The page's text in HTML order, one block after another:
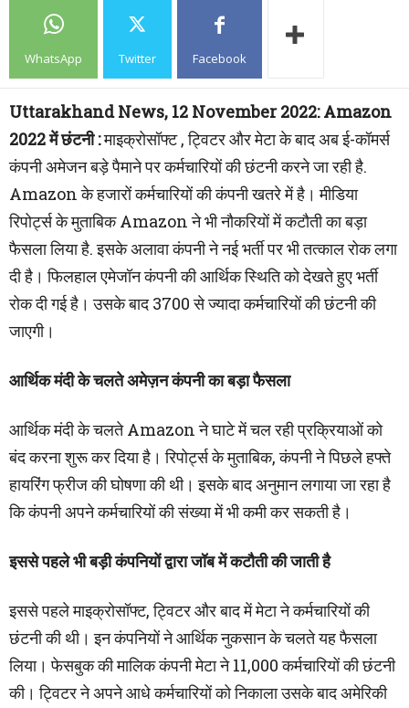
WhatsApp Twitter Facebook
Uttarakhand News, 12 November 2022: Amazon
2022 में छंटनी :माइक्रोसॉफ्ट , ट्विटर और मेटा के बाद अब ई-कॉमर्स
कंपनी अमेजन बड़े पैमाने पर कर्मचारियों की छंटनी करने जा रही है.
Amazon के हजारों कर्मचारियों की कंपनी खतरे में है। मीडिया
रिपोर्ट्स के मुताबिक Amazon ने भी नौकरियों में कटौती का बड़ा
फैसला लिया है. इसके अलावा कंपनी ने नई भर्ती पर भी तत्काल रोक लगा
दी है। फिलहाल एमेजॉन कंपनी की आर्थिक स्थिति को देखते हुए भर्ती
रोक दी गई है। उसके बाद 3700 से ज्यादा कर्मचारियों की छंटनी की
जाएगी।
आर्थिक मंदी के चलते अमेज़न कंपनी का बड़ा फैसला
आर्थिक मंदी के चलते Amazon ने घाटे में चल रही प्रक्रियाओं को
बंद करना शुरू कर दिया है। रिपोर्ट्स के मुताबिक, कंपनी ने पिछले हफ्ते
हायरिंग फ्रीज की घोषणा की थी। इसके बाद अनुमान लगाया जा रहा है
कि कंपनी अपने कर्मचारियों की संख्या में भी कमी कर सकती है।
इससे पहले भी बड़ी कंपनियों द्वारा जॉब में कटौती की जाती है
इससे पहले माइक्रोसॉफ्ट, ट्विटर और बाद में मेटा ने कर्मचारियों की
छंटनी की थी। इन कंपनियों ने आर्थिक नुकसान के चलते यह फैसला
लिया। फेसबुक की मालिक कंपनी मेटा ने 11,000 कर्मचारियों की छंटनी
की। ट्विटर ने अपने आधे कर्मचारियों को निकाला उसके बाद अमेरिकी